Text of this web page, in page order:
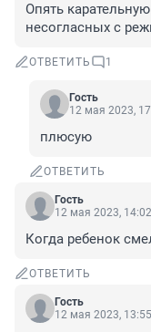
Опять
несогласных с
ОТВЕТИТЬ 1
Гость
12 мая 2023,
плюсую
ОТВЕТИТЬ
Гость
12 мая 2023, 14:02
Когда ребенок
ОТВЕТИТЬ
Гость
12 мая 2023, 13:55